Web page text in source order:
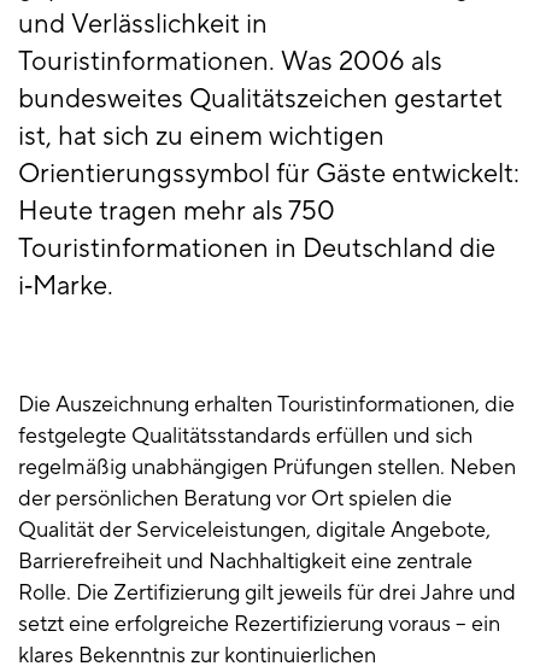
und Verlässlichkeit in
Touristinformationen. Was 2006 als
bundesweites Qualitätszeichen gestartet
ist, hat sich zu einem wichtigen
Orientierungssymbol für Gäste entwickelt:
Heute tragen mehr als 750
Touristinformationen in Deutschland die
i‑Marke.
Die Auszeichnung erhalten Touristinformationen, die
festgelegte Qualitätsstandards erfüllen und sich
regelmäßig unabhängigen Prüfungen stellen. Neben
der persönlichen Beratung vor Ort spielen die
Qualität der Serviceleistungen, digitale Angebote,
Barrierefreiheit und Nachhaltigkeit eine zentrale
Rolle. Die Zertifizierung gilt jeweils für drei Jahre und
setzt eine erfolgreiche Rezertifizierung voraus – ein
klares Bekenntnis zur kontinuierlichen